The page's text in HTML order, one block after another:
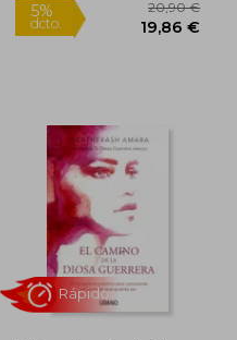
5%
dcto.